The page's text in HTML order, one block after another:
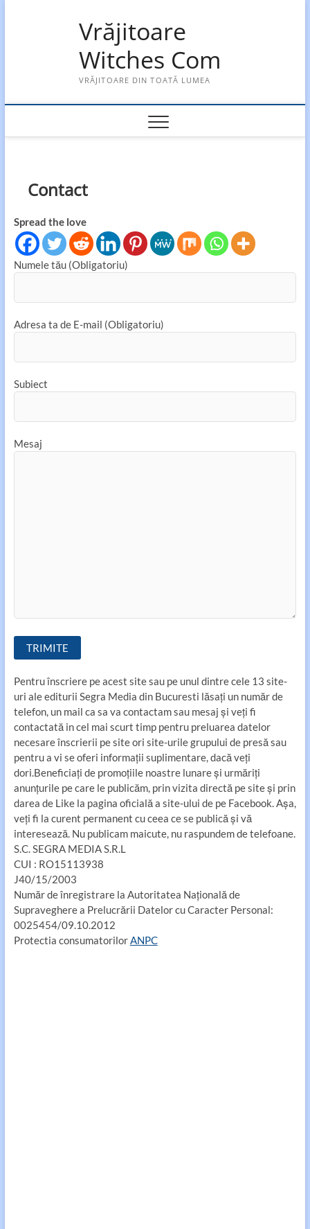
Vrăjitoare
Witches Com
VRĂJITOARE DIN TOATĂ LUMEA
Contact
Spread the love
Numele tău (Obligatoriu)
Adresa ta de E-mail (Obligatoriu)
Subiect
Mesaj
Pentru înscriere pe acest site sau pe unul dintre cele 13 site-
uri ale editurii Segra Media din Bucuresti lăsaţi un număr de
telefon, un mail ca sa va contactam sau mesaj şi veţi fi
contactată in cel mai scurt timp pentru preluarea datelor
necesare înscrierii pe site ori site-urile grupului de presă sau
pentru a vi se oferi informaţii suplimentare, dacă veţi
dori.Beneficiaţi de promoţiile noastre lunare şi urmăriţi
anunţurile pe care le publicăm, prin vizita directă pe site şi prin
darea de Like la pagina oficială a site-ului de pe Facebook. Aşa,
veţi fi la curent permanent cu ceea ce se publică şi vă
interesează. Nu publicam maicute, nu raspundem de telefoane.
S.C. SEGRA MEDIA S.R.L​
CUI : RO15113938​
J40/15/2003
Număr de înregistrare la Autoritatea Naţională de
Supraveghere a Prelucrării Datelor cu Caracter Personal:​
0025454/09.10.2012
Protectia consumatorilorANPC